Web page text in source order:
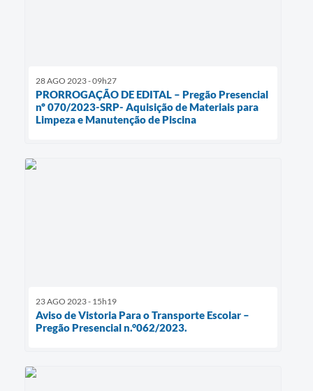
28 AGO 2023 - 09h27
PRORROGAÇÃO DE EDITAL – Pregão Presencial
nº 070/2023-SRP- Aquisição de Materiais para
Limpeza e Manutenção de Piscina
23 AGO 2023 - 15h19
Aviso de Vistoria Para o Transporte Escolar –
Pregão Presencial n.°062/2023.